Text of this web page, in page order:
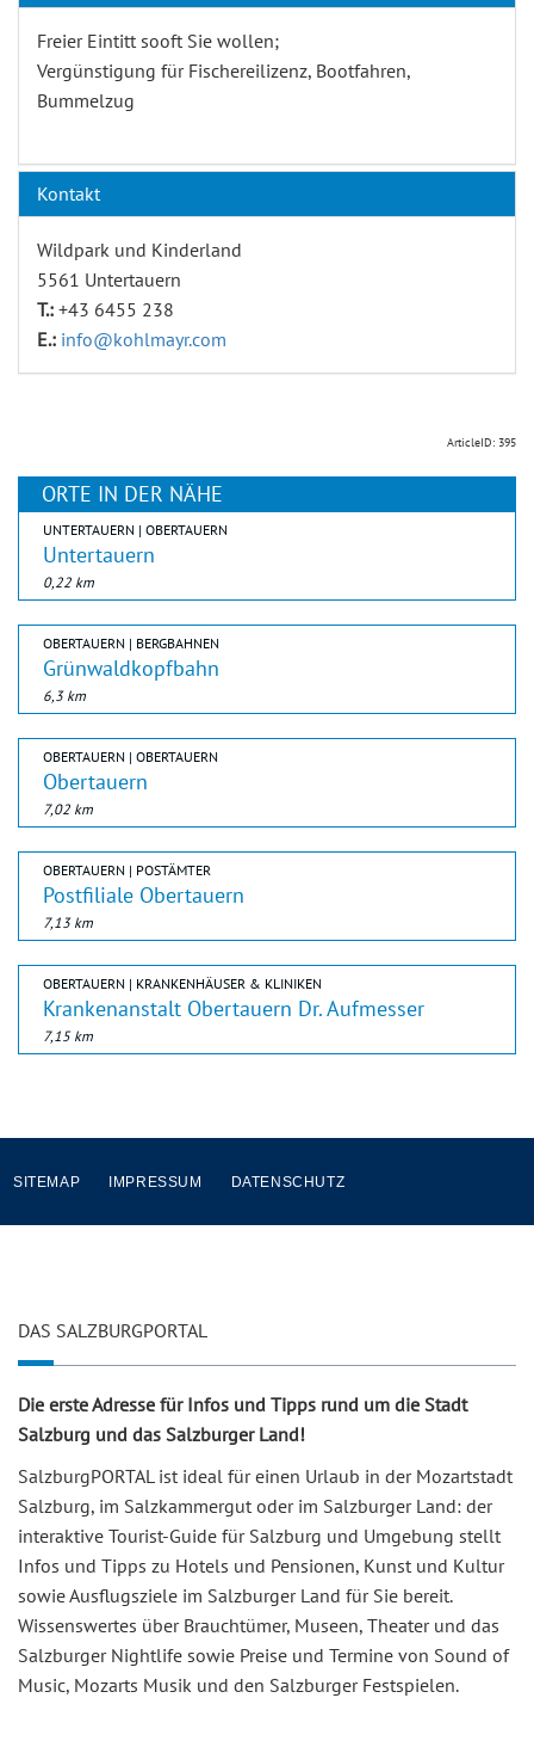
Freier Eintitt sooft Sie wollen;
Vergünstigung für Fischereilizenz, Bootfahren,
Bummelzug
Kontakt
Wildpark und Kinderland
5561 Untertauern
T.: +43 6455 238
E.: info@kohlmayr.com
ArticleID: 395
ORTE IN DER NÄHE
UNTERTAUERN | OBERTAUERN
Untertauern
0,22 km
OBERTAUERN | BERGBAHNEN
Grünwaldkopfbahn
6,3 km
OBERTAUERN | OBERTAUERN
Obertauern
7,02 km
OBERTAUERN | POSTÄMTER
Postfiliale Obertauern
7,13 km
OBERTAUERN | KRANKENHÄUSER & KLINIKEN
Krankenanstalt Obertauern Dr. Aufmesser
7,15 km
SITEMAP IMPRESSUM DATENSCHUTZ
DAS SALZBURGPORTAL
Die erste Adresse für Infos und Tipps rund um die Stadt
Salzburg und das Salzburger Land!
SalzburgPORTAL ist ideal für einen Urlaub in der Mozartstadt
Salzburg, im Salzkammergut oder im Salzburger Land: der
interaktive Tourist-Guide für Salzburg und Umgebung stellt
Infos und Tipps zu Hotels und Pensionen, Kunst und Kultur
sowie Ausflugsziele im Salzburger Land für Sie bereit.
Wissenswertes über Brauchtümer, Museen, Theater und das
Salzburger Nightlife sowie Preise und Termine von Sound of
Music, Mozarts Musik und den Salzburger Festspielen.